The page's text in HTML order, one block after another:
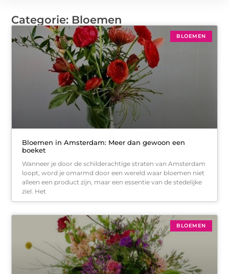
Categorie: Bloemen
BLOEMEN
Bloemen in Amsterdam: Meer dan gewoon een
boeket
Wanneer je door de schilderachtige straten van Amsterdam
loopt, word je omarmd door een wereld waar bloemen niet
alleen een product zijn, maar een essentie van de stedelijke
ziel. Het
BLOEMEN